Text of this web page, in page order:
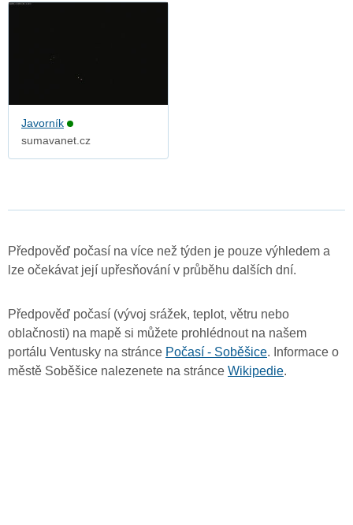
Javorník
sumavanet.cz
Předpověď počasí na více než týden je pouze výhledem a
lze očekávat její upřesňování v průběhu dalších dní.
Předpověď počasí (vývoj srážek, teplot, větru nebo
oblačnosti) na mapě si můžete prohlédnout na našem
portálu Ventusky na stránce Počasí - Soběšice. Informace o
městě Soběšice nalezenete na stránce Wikipedie.